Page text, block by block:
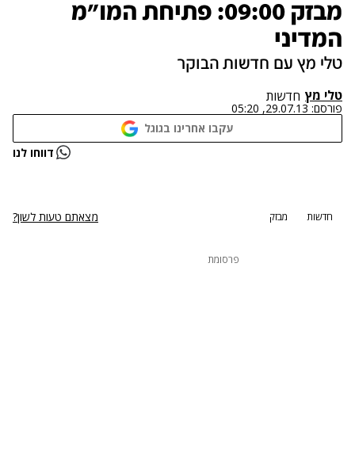
מבזק 09:00: פתיחת המו"מ
המדיני
טלי מץ עם חדשות הבוקר
טלי מץ חדשות
פורסם:29.07.13, 05:20
עקבו אחרינו בגוגל
נתקלנו בבעיה דווחו לנו
חדשות מבזק מצאתם טעות לשון?
פרסומת